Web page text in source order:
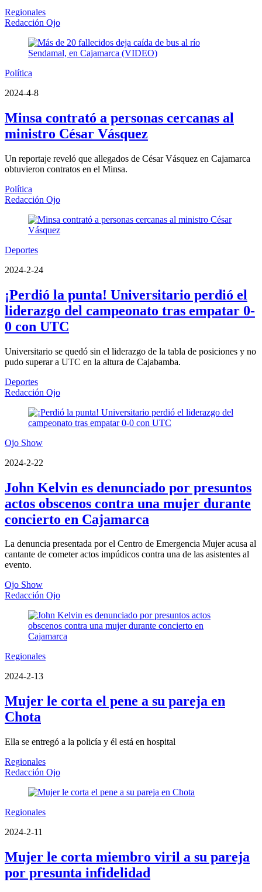
Regionales
Redacción Ojo
Política
2024-4-8
Minsa contrató a personas cercanas al
ministro César Vásquez
Un reportaje reveló que allegados de César Vásquez en Cajamarca
obtuvieron contratos en el Minsa.
Política
Redacción Ojo
Deportes
2024-2-24
¡Perdió la punta! Universitario perdió el
liderazgo del campeonato tras empatar 0-
0 con UTC
Universitario se quedó sin el liderazgo de la tabla de posiciones y no
pudo superar a UTC en la altura de Cajabamba.
Deportes
Redacción Ojo
Ojo Show
2024-2-22
John Kelvin es denunciado por presuntos
actos obscenos contra una mujer durante
concierto en Cajamarca
La denuncia presentada por el Centro de Emergencia Mujer acusa al
cantante de cometer actos impúdicos contra una de las asistentes al
evento.
Ojo Show
Redacción Ojo
Regionales
2024-2-13
Mujer le corta el pene a su pareja en
Chota
Ella se entregó a la policía y él está en hospital
Regionales
Redacción Ojo
Regionales
2024-2-11
Mujer le corta miembro viril a su pareja
por presunta infidelidad